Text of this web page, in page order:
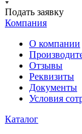
Подать заявку
Компания
О компании
Отзывы
Реквизиты
Документы
Условия
Каталог